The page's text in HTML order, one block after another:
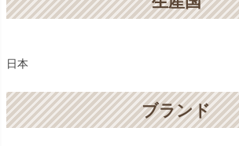
日本
ブランド